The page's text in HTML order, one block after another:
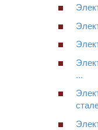
...